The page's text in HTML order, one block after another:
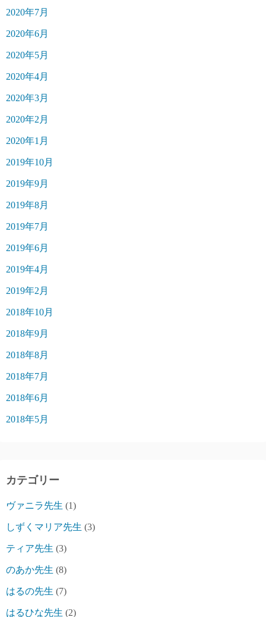
2020年7月
2020年6月
2020年5月
2020年4月
2020年3月
2020年2月
2020年1月
2019年10月
2019年9月
2019年8月
2019年7月
2019年6月
2019年4月
2019年2月
2018年10月
2018年9月
2018年8月
2018年7月
2018年6月
2018年5月
カテゴリー
ヴァニラ先生 (1)
しずくマリア先生 (3)
ティア先生 (3)
のあか先生 (8)
はるの先生 (7)
はるひな先生 (2)